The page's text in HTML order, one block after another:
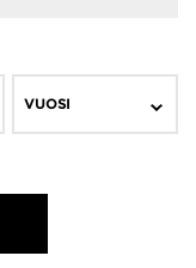
VUOSI